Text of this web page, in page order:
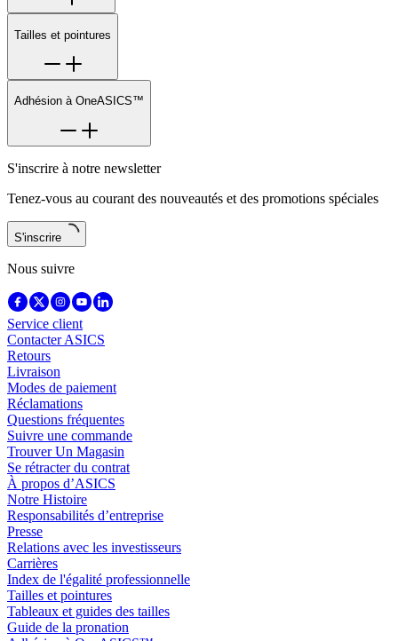
Tailles et pointures
Adhésion à OneASICS™
S'inscrire à notre newsletter
Tenez-vous au courant des nouveautés et des promotions spéciales
S'inscrire
Nous suivre
Service client
Contacter ASICS
Retours
Livraison
Modes de paiement
Réclamations
Questions fréquentes
Suivre une commande
Trouver Un Magasin
Se rétracter du contrat
À propos d’ASICS
Notre Histoire
Responsabilités d’entreprise
Presse
Relations avec les investisseurs
Carrières
Index de l'égalité professionnelle
Tailles et pointures
Tableaux et guides des tailles
Guide de la pronation